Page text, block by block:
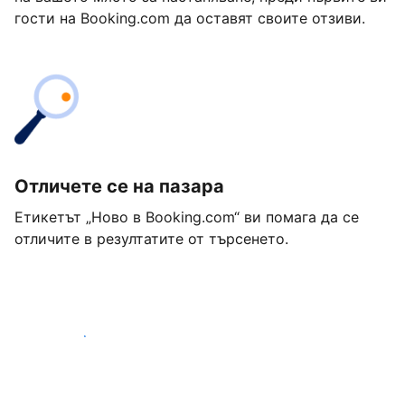
гости на Booking.com да оставят своите отзиви.
Отличете се на пазара
Етикетът „Ново в Booking.com“ ви помага да се
отличите в резултатите от търсенето.
Започнете днес